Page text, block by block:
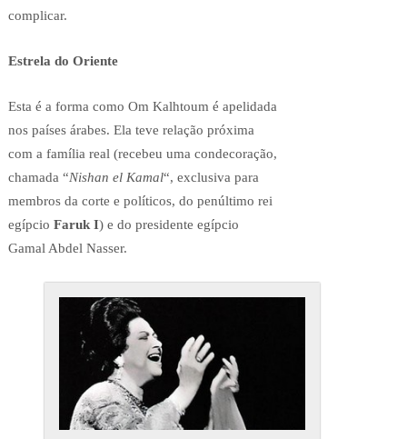
complicar.
Estrela do Oriente
Esta é a forma como Om Kalhtoum é apelidada
nos países árabes. Ela teve relação próxima
com a família real (recebeu uma condecoração,
chamada “Nishan el Kamal“, exclusiva para
membros da corte e políticos, do penúltimo rei
egípcio Faruk I) e do presidente egípcio
Gamal Abdel Nasser.